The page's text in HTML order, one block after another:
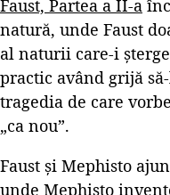
Faust, Partea a II-a
natură, unde Faust
al naturii care-i
practic având grijă
tragedia de care
„ca nou”.
Faust și Mephisto
unde Mephisto